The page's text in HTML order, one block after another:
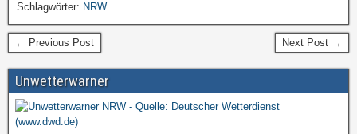
Schlagwörter: NRW
← Previous Post Next Post →
Unwetterwarner